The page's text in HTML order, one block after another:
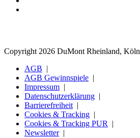
Copyright 2026 DuMont Rheinland, Köln
AGB
AGB Gewinnspiele
Impressum
Datenschutzerklärung
Barrierefreiheit
Cookies & Tracking
Cookies & Tracking PUR
Newsletter